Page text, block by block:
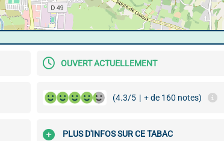
OUVERT ACTUELLEMENT
(4.3/5 | + de 160 notes)
PLUS D'INFOS SUR CE TABAC